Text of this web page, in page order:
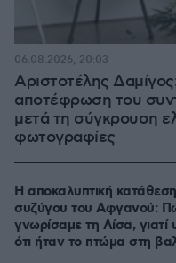
Αριστοτέλης
αποτέφρωση του
μετά τη σύγκρουση
φωτογραφίες
06.08.2026, 20:03
Η αποκαλυπτική
συζύγου του Αφγανού:
γνωρίσαμε τη Λίσα, γιατί
ότι ήταν το πτώμα στη